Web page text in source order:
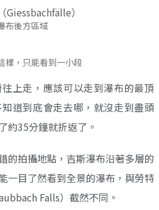
布後方區域
樣，只能看到一小段
上走，應該可以走到瀑布的最頂
道到底會走去哪，就沒走到盡頭
約35分鐘就折返了。
的拍攝地點，吉斯瀑布沿著多層的
一目了然看到全景的瀑布，與勞特
Falls）截然不同。